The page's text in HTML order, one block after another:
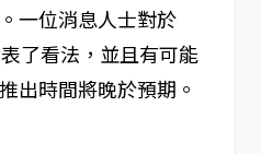
一位消息人士對於
了看法，並且有可能
出時間將晚於預期。